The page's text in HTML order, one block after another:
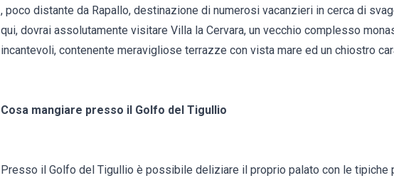
, poco distante da Rapallo, destinazione di numerosi vacanzieri in cerca di
qui, dovrai assolutamente visitare Villa la Cervara, un vecchio complesso
incantevoli, contenente meravigliose terrazze con vista mare ed un chiostro
Cosa mangiare presso il Golfo del Tigullio
Presso il Golfo del Tigullio è possibile deliziare il proprio palato con le tipiche